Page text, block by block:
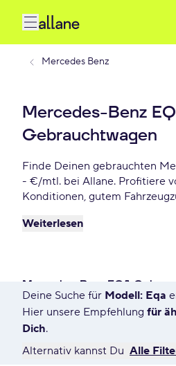
Mercedes Benz
Mercedes-Benz
Gebrauchtwagen
Finde Deinen gebrauchten
- €/mtl. bei Allane. Profitiere
Konditionen, gutem
Vorteile. Reserviere Dir
Weiterlesen
Mercedes-Benz EQA
66 Angebote für Deine Suche
Deine Suche für Modell: Eqa
Hier unsere Empfehlung für
Dich.
Alternativ kannst Du Alle